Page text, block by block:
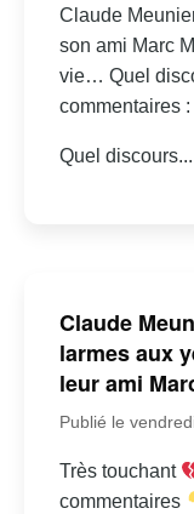
Claude
son ami Marc
vie… Quel
commentaires :
Quel
Claude
larmes aux
leur ami
Publié le
Très touchant
commentaires